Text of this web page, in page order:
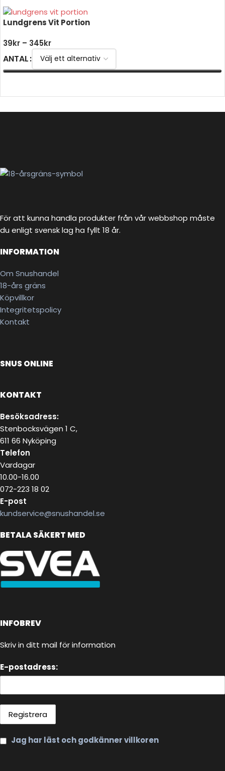
Lundgrens Vit Portion
39kr – 345kr
ANTAL
För att kunna handla produkter från vår webbshop måste
du enligt svensk lag ha fyllt 18 år.
INFORMATION
Om Snushandel
18-års gräns
Köpvillkor
Integritetspolicy
Kontakt
SNUS ONLINE
KONTAKT
Besöksadress:
Stenbocksvägen 1 C,
611 66 Nyköping
Telefon
Vardagar
10.00-16.00
072-223 18 02
E-post
kundservice@snushandel.se
BETALA SÄKERT MED
INFOBREV
Skriv in ditt mail för information
E-postadress:
Jag har läst och godkänner villkoren